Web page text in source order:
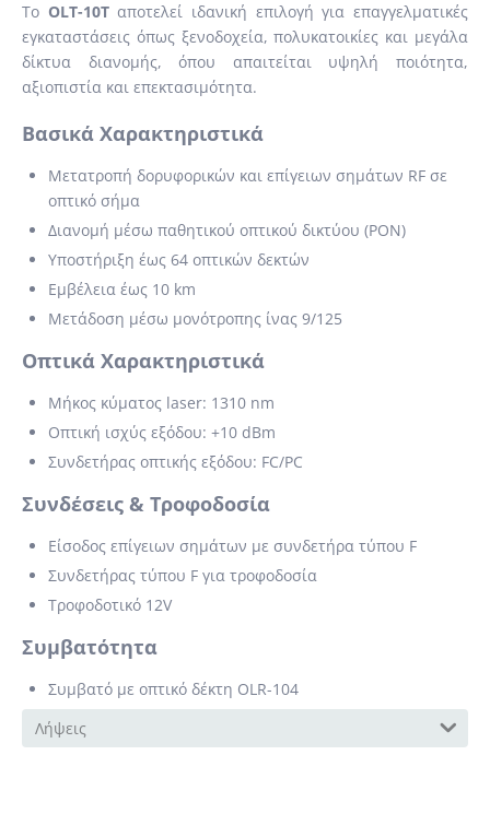
Το OLT-10Tαποτελεί ιδανική επιλογή για επαγγελματικές
εγκαταστάσεις όπως ξενοδοχεία, πολυκατοικίες και μεγάλα
δίκτυα διανομής, όπου απαιτείται υψηλή ποιότητα,
αξιοπιστία και επεκτασιμότητα.
Βασικά Χαρακτηριστικά
Μετατροπή δορυφορικών και επίγειων σημάτων RF σε
οπτικό σήμα
Διανομή μέσω παθητικού οπτικού δικτύου (PON)
Υποστήριξη έως 64 οπτικών δεκτών
Εμβέλεια έως 10 km
Μετάδοση μέσω μονότροπης ίνας 9/125
Οπτικά Χαρακτηριστικά
Μήκος κύματος laser: 1310 nm
Οπτική ισχύς εξόδου: +10 dBm
Συνδετήρας οπτικής εξόδου: FC/PC
Συνδέσεις & Τροφοδοσία
Είσοδος επίγειων σημάτων με συνδετήρα τύπου F
Συνδετήρας τύπου F για τροφοδοσία
Τροφοδοτικό 12V
Συμβατότητα
Συμβατό με οπτικό δέκτη OLR-104
Λήψεις